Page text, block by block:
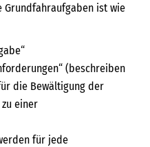
Grundfahraufgaben ist wie
(beschreiben
die Bewältigung der
einer
für jede